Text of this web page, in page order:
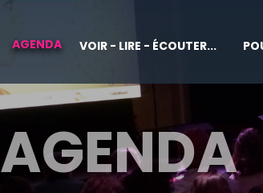
AGENDA VOIR - LIRE - ÉCOUTER...
AGENDA